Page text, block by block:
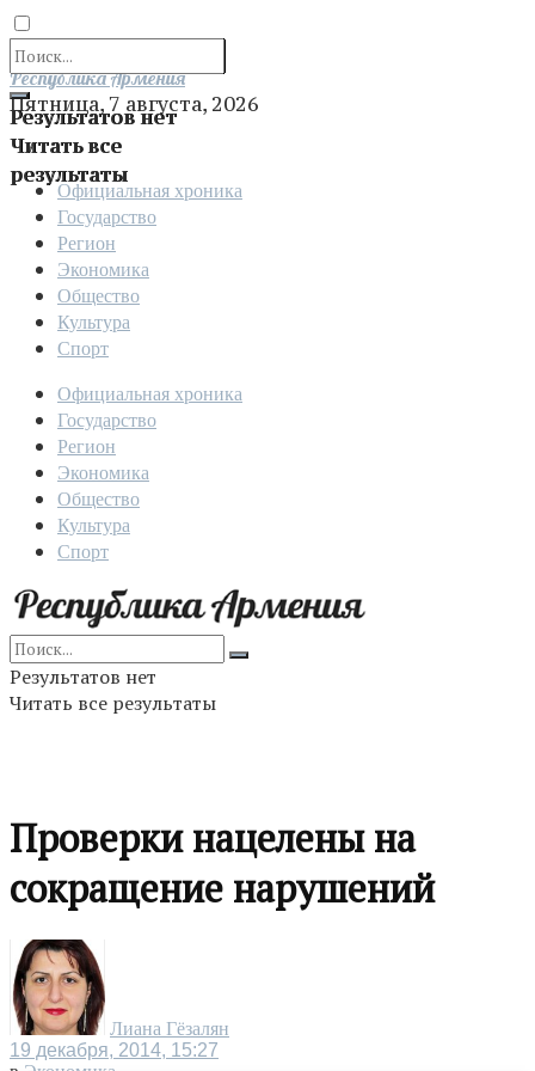
Результатов нет
Читать все
результаты
Отправить
Республика Армения
Пятница, 7 августа, 2026
Официальная хроника
Государство
Регион
Экономика
Общество
Культура
Спорт
Официальная хроника
Государство
Регион
Экономика
Общество
Культура
Спорт
Результатов нет
Читать все результаты
Проверки нацелены на
сокращение нарушений
Лиана Гёзалян
19 декабря, 2014, 15:27